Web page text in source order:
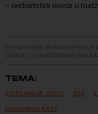
– nedostatak novca u
Preuzimanje delova teksta je
izvora i uz postavljanje linka
TEMA:
ALEKSANDAR VUCIC BDP
EKONOMSKI RAST